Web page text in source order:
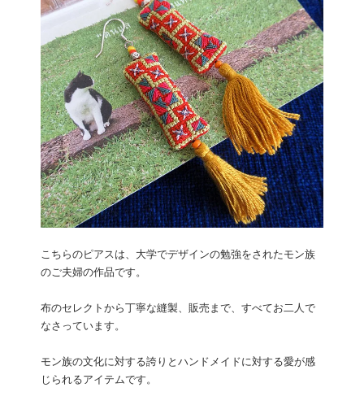
こちらのピアスは、大学でデザインの勉強をされたモン族
のご夫婦の作品です。
布のセレクトから丁寧な縫製、販売まで、すべてお二人で
なさっています。
モン族の文化に対する誇りとハンドメイドに対する愛が感
じられるアイテムです。